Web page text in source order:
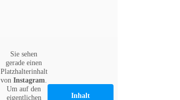
Sie sehen
gerade einen
Platzhalterinhalt
vonInstagram
Um auf den
eigentlichen
Inhalt